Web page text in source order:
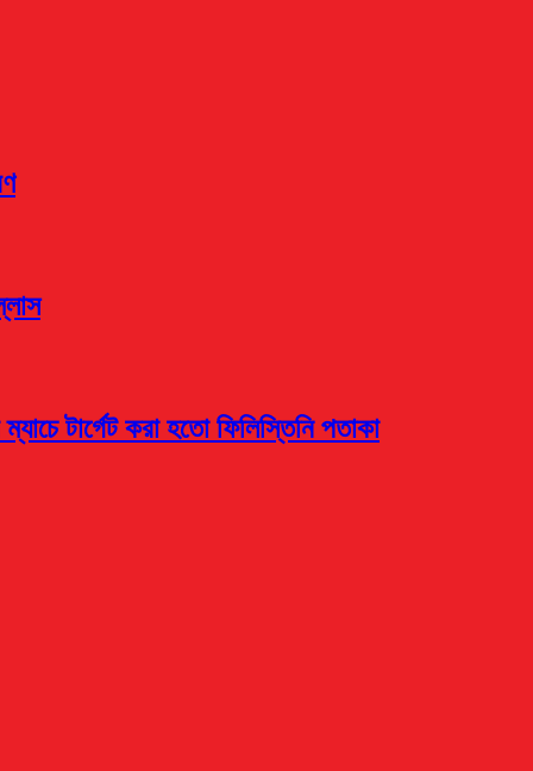
টার্গেট করা হতো ফিলিস্তিনি পতাকা